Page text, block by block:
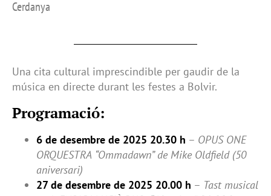
Cerdanya
Una cita cultural imprescindible per gaudir de la
música en directe durant les festes a Bolvir.
Programació:
6 de desembre de 2025 20.30 h – OPUS ONE
ORQUESTRA “Ommadawn” de Mike Oldfield (50
aniversari)
27 de desembre de 2025 20.00 h – Tast musical